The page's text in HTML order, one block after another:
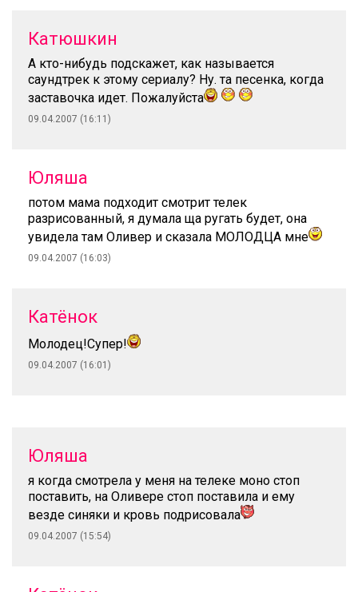
Катюшкин
А кто-нибудь подскажет, как называется
саундтрек к этому сериалу? Ну. та песенка, когда
заставочка идет. Пожалуйста
09.04.2007 (16:11)
Юляша
потом мама подходит смотрит телек
разрисованный, я думала ща ругать будет, она
увидела там Оливер и сказала МОЛОДЦА мне
09.04.2007 (16:03)
Катёнок
Молодец!Супер!
09.04.2007 (16:01)
Юляша
я когда смотрела у меня на телеке моно стоп
поставить, на Оливере стоп поставила и ему
везде синяки и кровь подрисовала
09.04.2007 (15:54)